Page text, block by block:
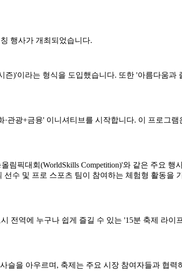
행사가 개최되었습니다.
)'이라는 형식을 도입했습니다. 또한 '아름다움과
관광+금융' 이니셔티브를 시작합니다. 이 프로그
픽대회(WorldSkills Competition)'와 같은 주요 행
수 및 프로 스포츠 팀이 참여하는 체험형 활동을
전역에 누구나 쉽게 즐길 수 있는 '15분 축제 라이
슬을 아우르며, 축제는 주요 시장 참여자들과 협력